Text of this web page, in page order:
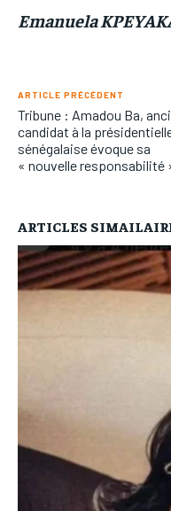
Emanuela
ARTICLE PRÉCÉDENT
Tribune : Amadou Ba,
candidat à la
sénégalaise évoque sa
« nouvelle responsabilité
ARTICLES